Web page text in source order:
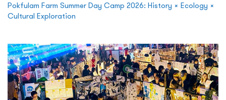
Pokfulam Farm Summer Day Camp 2026: History × Ecology ×
Cultural Exploration